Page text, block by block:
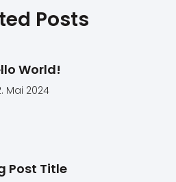
Posts
World!
Mai 2024
Post Title